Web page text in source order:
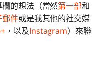
的想法（當然第一部和
郵件或是我其他的社交媒
，以及Instagram）來聯